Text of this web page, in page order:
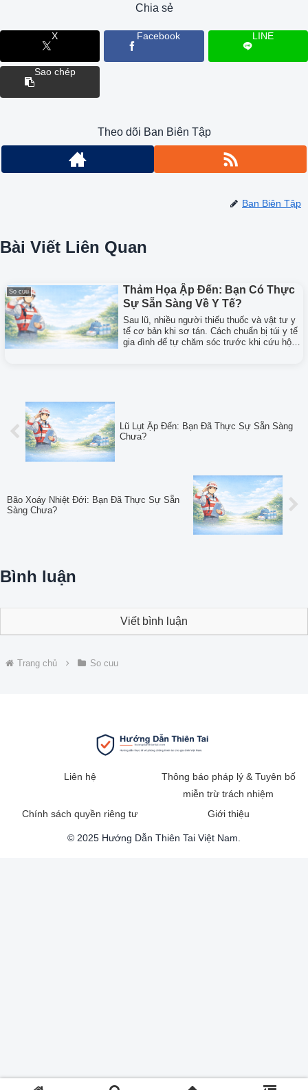
Chia sẻ
X Facebook LINE
Sao chép
Theo dõi Ban Biên Tập
Ban Biên Tập
Bài Viết Liên Quan
So cuu
Thảm Họa Ập Đến: Bạn Có Thực
Sự Sẵn Sàng Về Y Tế?
Sau lũ, nhiều người thiếu thuốc và vật tư y
tế cơ bản khi sơ tán. Cách chuẩn bị túi y tế
gia đình để tự chăm sóc trước khi cứu hộ
Lũ Lụt Ập Đến: Bạn Đã Thực Sự Sẵn Sàng
Chưa?
Bão Xoáy Nhiệt Đới: Bạn Đã Thực Sự Sẵn
Sàng Chưa?
Bình luận
Viết bình luận
Trang chủ So cuu
Liên hệ
Thông báo pháp lý & Tuyên bố
miễn trừ trách nhiệm
Chính sách quyền riêng tư
Giới thiệu
© 2025 Hướng Dẫn Thiên Tai Việt Nam.